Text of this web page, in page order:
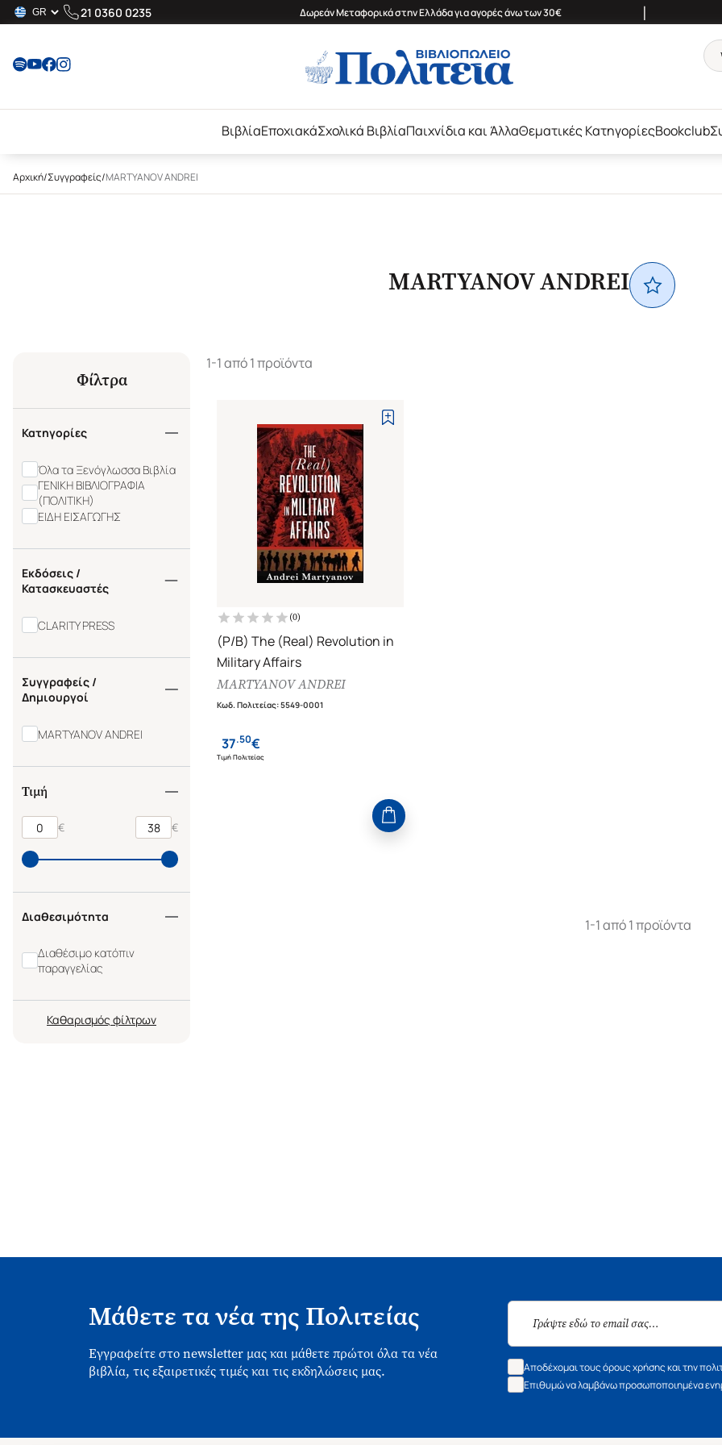
21 0360 0235 Δωρεάν Μεταφορικά στην Ελλάδα για αγορές άνω των 30€ |
ΒιβλίαΕποχιακάΣχολικά ΒιβλίαΠαιχνίδια και ΆλλαΘεματικές ΚατηγορίεςBookclub
Αρχική/Συγγραφείς/MARTYANOV ANDREI
MARTYANOV ANDREI
Φίλτρα
Κατηγορίες
Όλα τα Ξενόγλωσσα Βιβλία
ΓΕΝΙΚΗ ΒΙΒΛΙΟΓΡΑΦΙΑ
(ΠΟΛΙΤΙΚΗ)
ΕΙΔΗ ΕΙΣΑΓΩΓΗΣ
Εκδόσεις /
Κατασκευαστές
CLARITY PRESS
Συγγραφείς /
Δημιουργοί
MARTYANOV ANDREI
Τιμή
€ €
Διαθεσιμότητα
Διαθέσιμο κατόπιν
παραγγελίας
Καθαρισμός
1-1 από 1 προϊόντα
(0)
(P/B) The (Real) Revolution in
Military Affairs
MARTYANOV ANDREI
Κωδ. Πολιτείας:5549-0001
37.50€
Τιμή Πολιτείας
1-1 από 1 προϊόντα
Μάθετε τα νέα της Πολιτείας
Εγγραφείτε στο newsletter μας και μάθετε πρώτοι όλα τα νέα
βιβλία, τις εξαιρετικές τιμές και τις εκδηλώσεις μας.
Αποδέχομαι τους όρους χρήσης και την
Επιθυμώ να λαμβάνω προσωποποιημένα